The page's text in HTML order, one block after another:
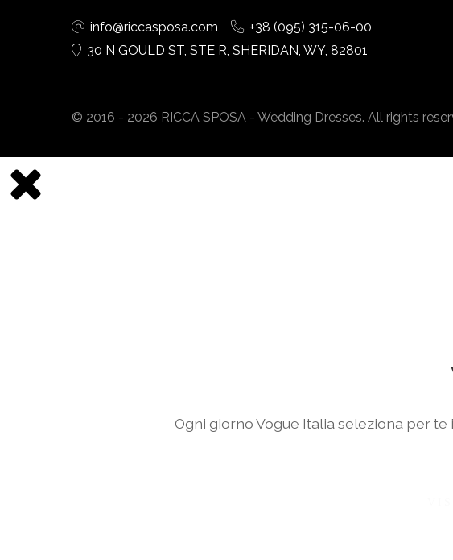
info@riccasposa.com
+38 (095) 315-06-00
30 N GOULD ST, STE R, SHERIDAN, WY, 82801
© 2016 - 2026 RICCA SPOSA - Wedding Dresses. All rights
Ogni giorno Vogue Italia seleziona per